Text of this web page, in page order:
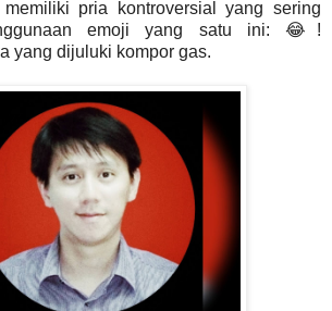
pria kontroversial yang sering
emoji yang satu ini: 😂!
yang dijuluki kompor gas.